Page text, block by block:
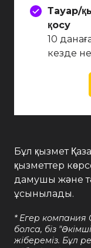
Тауар/
қосу
10
кезде
Бұл қызмет
қызметтер
дамушы және
ұсынылады.
* Егер компания
болса, біз
жібереміз. Бұл